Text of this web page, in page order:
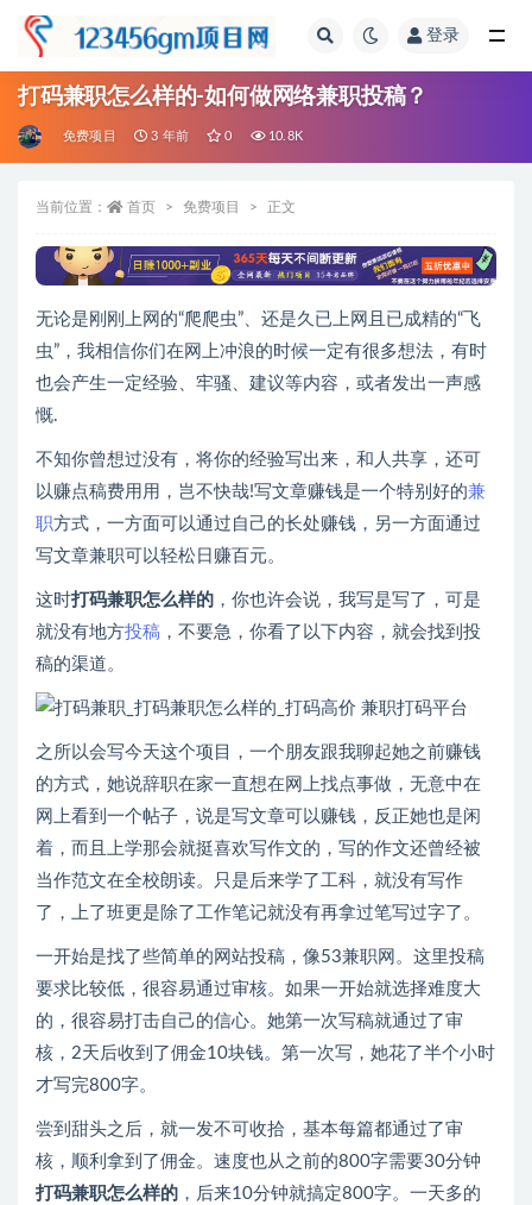
登录
打码兼职怎么样的-如何做网络兼职投稿？
免费项目 3 年前 0 10.8K
当前位置： 首页 免费项目 正文
无论是刚刚上网的“爬爬虫”、还是久已上网且已成精的“飞
虫”，我相信你们在网上冲浪的时候一定有很多想法，有时
也会产生一定经验、牢骚、建议等内容，或者发出一声感
慨.
不知你曾想过没有，将你的经验写出来，和人共享，还可
以赚点稿费用用，岂不快哉!写文章赚钱是一个特别好的兼
职方式，一方面可以通过自己的长处赚钱，另一方面通过
写文章兼职可以轻松日赚百元。
这时打码兼职怎么样的 ，你也许会说，我写是写了，可是
就没有地方投稿 ，不要急，你看了以下内容，就会找到投
稿的渠道。
之所以会写今天这个项目，一个朋友跟我聊起她之前赚钱
的方式，她说辞职在家一直想在网上找点事做，无意中在
网上看到一个帖子，说是写文章可以赚钱，反正她也是闲
着，而且上学那会就挺喜欢写作文的，写的作文还曾经被
当作范文在全校朗读。只是后来学了工科，就没有写作
了，上了班更是除了工作笔记就没有再拿过笔写过字了。
一开始是找了些简单的网站投稿，像53兼职网。这里投稿
要求比较低，很容易通过审核。如果一开始就选择难度大
的，很容易打击自己的信心。她第一次写稿就通过了审
核，2天后收到了佣金10块钱。第一次写，她花了半个小时
才写完800字。
尝到甜头之后，就一发不可收拾，基本每篇都通过了审
核，顺利拿到了佣金。速度也从之前的800字需要30分钟
打码兼职怎么样的 ，后来10分钟就搞定800字。一天多的